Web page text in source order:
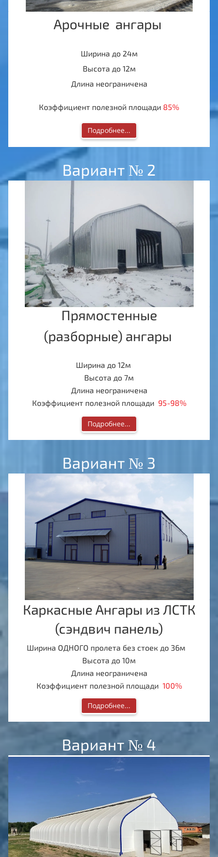
Арочные ангары
Ширина до 24м
Высота до 12м
Длина неограничена
Коэффициент полезной площади 85%
Подробнее...
Вариант № 2
Прямостенные
(разборные) ангары
Ширина до 12м
Высота до 7м
Длина неограничена
Коэффициент полезной площади 95-98%
Подробнее...
Вариант № 3
Каркасные Ангары из ЛСТК
(сэндвич панель)
Ширина ОДНОГО пролета без стоек до 36м
Высота до 10м
Длина неограничена
Коэффициент полезной площади 100%
Подробнее...
Вариант № 4